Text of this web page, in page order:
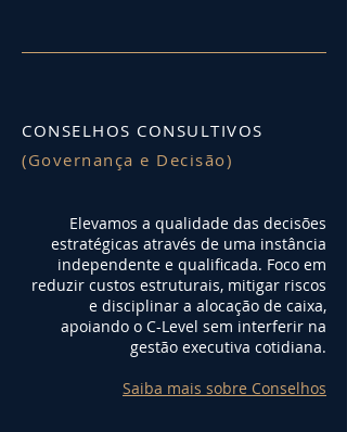
CONSELHOS CONSULTIVOS
(Governança e Decisão)
Elevamos a qualidade das decisões
estratégicas através de uma instância
independente e qualificada. Foco em
reduzir custos estruturais, mitigar riscos
e disciplinar a alocação de caixa,
apoiando o C-Level sem interferir na
gestão executiva cotidiana.
Saiba mais sobre Conselhos